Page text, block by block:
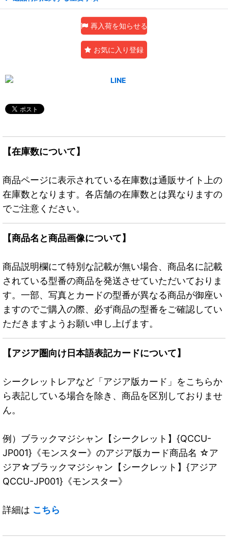
再入荷を知らせる
お気に入り登録
【在庫数について】
商品ページに表示されている在庫数は通販サイト上の
在庫数となります。各店舗の在庫数とは異なりますの
でご注意ください。
【商品名と商品画像について】
商品説明欄にて特別な記載が無い場合、商品名に記載
されている型番の商品を発送させていただいておりま
す。一部、写真とカードの型番が異なる商品が御座い
ますのでご購入の際、必ず商品の型番をご確認してい
ただきますようお願い申し上げます。
【アジア圏向け日本語表記カードについて】
シークレットレアなど「アジア版カード」をこちらか
ら表記している場合を除き、商品を区別しておりませ
ん。
例）ブラックマジシャン【シークレット】{QCCU-
JP001}《モンスター》のアジア版カード商品名 ☆ア
ジア☆ブラックマジシャン【シークレット】{アジア
QCCU-JP001}《モンスター》
詳細は こちら